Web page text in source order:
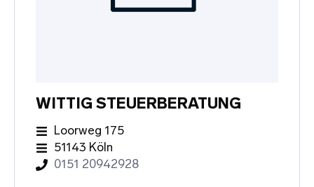
WITTIG STEUERBERATUNG
Loorweg 175
51143 Köln
0151 20942928